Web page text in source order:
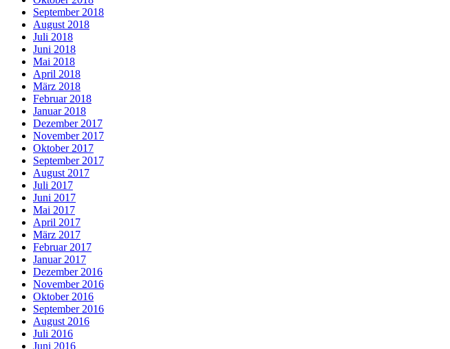
September 2018
August 2018
Juli 2018
Juni 2018
Mai 2018
April 2018
März 2018
Februar 2018
Januar 2018
Dezember 2017
November 2017
Oktober 2017
September 2017
August 2017
Juli 2017
Juni 2017
Mai 2017
April 2017
März 2017
Februar 2017
Januar 2017
Dezember 2016
November 2016
Oktober 2016
September 2016
August 2016
Juli 2016
Juni 2016